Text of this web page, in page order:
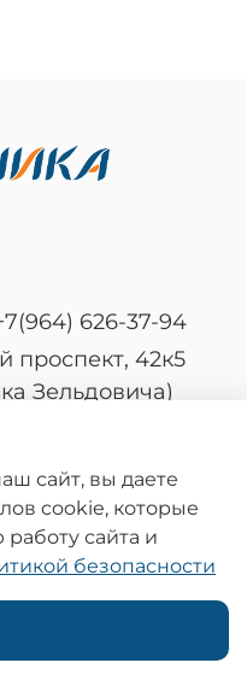
626-37-94
проспект, 42к5
Зельдовича)
контента без
характер и не является
Федерации.
сайт, вы даете
cookie, которые
сайта и
безопасности